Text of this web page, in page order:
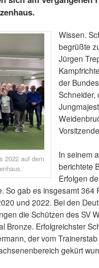
2022 auf dem
Wissen.
begrüßte
Jürgen
der
Schneider,
In seinem
berichtete
Erfolgen
So gab es insgesamt 364
und 2022. Bei den
die Schützen des SV
Bronze. Erfolgreichster
der vom
gekürt